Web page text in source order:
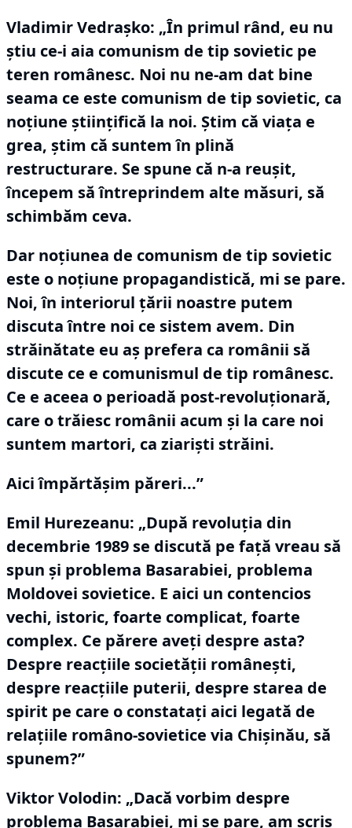
Vladimir Vedraşko: „În primul rând, eu nu
ştiu ce-i aia comunism de tip sovietic pe
teren românesc. Noi nu ne-am dat bine
seama ce este comunism de tip sovietic, ca
noţiune ştiinţifică la noi. Ştim că viaţa e
grea, ştim că suntem în plină
restructurare. Se spune că n-a reuşit,
începem să întreprindem alte măsuri, să
schimbăm ceva.
Dar noţiunea de comunism de tip sovietic
este o noţiune propagandistică, mi se pare.
Noi, în interiorul ţării noastre putem
discuta între noi ce sistem avem. Din
străinătate eu aş prefera ca românii să
discute ce e comunismul de tip românesc.
Ce e aceea o perioadă post-revoluţionară,
care o trăiesc românii acum şi la care noi
suntem martori, ca ziarişti străini.
Aici împărtăşim păreri...”
Emil Hurezeanu: „După revoluţia din
decembrie 1989 se discută pe faţă vreau să
spun şi problema Basarabiei, problema
Moldovei sovietice. E aici un contencios
vechi, istoric, foarte complicat, foarte
complex. Ce părere aveţi despre asta?
Despre reacţiile societăţii româneşti,
despre reacţiile puterii, despre starea de
spirit pe care o constataţi aici legată de
relaţiile româno-sovietice via Chişinău, să
spunem?”
Viktor Volodin: „Dacă vorbim despre
problema Basarabiei, mi se pare, am scris